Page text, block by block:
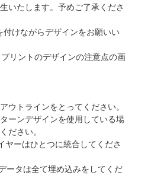
いたします。予めご了承くださ
付けながらデザインをお願いい
ウトラインをとってください。
ーンデザインを使用している場
ださい。
ーはひとつに統合してくださ
ータは全て埋め込みをしてくだ